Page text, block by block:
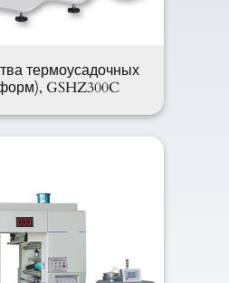
термоусадочных
GSHZ300C